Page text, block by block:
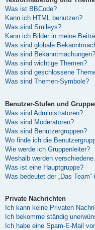
Was ist BBCode?
Kann ich HTML benutzen?
Was sind Smileys?
Kann ich Bilder in meine
Was sind globale
Was sind Bekanntmachungen?
Was sind wichtige Themen?
Was sind geschlossene
Was sind Themen-Symbole?
Benutzer-Stufen und
Was sind Administratoren?
Was sind Moderatoren?
Was sind Benutzergruppen?
Wo finde ich die
Wie werde ich Gruppenleiter?
Weshalb werden
Was ist eine Hauptgruppe?
Was bedeutet der „Das
Private Nachrichten
Ich kann keine Privaten
Ich bekomme ständig
Ich habe eine Spam-E-Mail